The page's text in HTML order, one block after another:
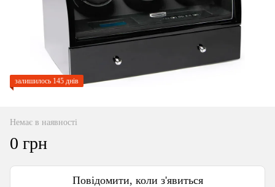
залишилось 145 днів
Немає в наявності
0 грн
Повідомити, коли з'явиться